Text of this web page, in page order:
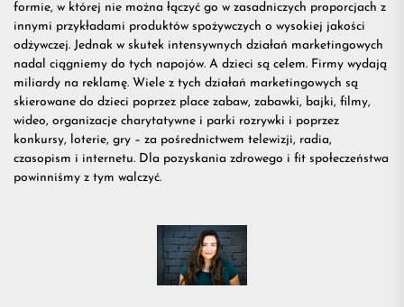
treningu
formie, w której nie można łączyć go w zasadniczych proporcjach z
innymi przykładami produktów spożywczych o wysokiej jakości
odżywczej. Jednak w skutek intensywnych działań marketingowych
nadal ciągniemy do tych napojów. A dzieci są celem. Firmy wydają
miliardy na reklamę. Wiele z tych działań marketingowych są
skierowane do dzieci poprzez place zabaw, zabawki, bajki, filmy,
wideo, organizacje charytatywne i parki rozrywki i poprzez
konkursy, loterie, gry – za pośrednictwem telewizji, radia,
czasopism i internetu. Dla pozyskania zdrowego i fit społeczeństwa
powinniśmy z tym walczyć.